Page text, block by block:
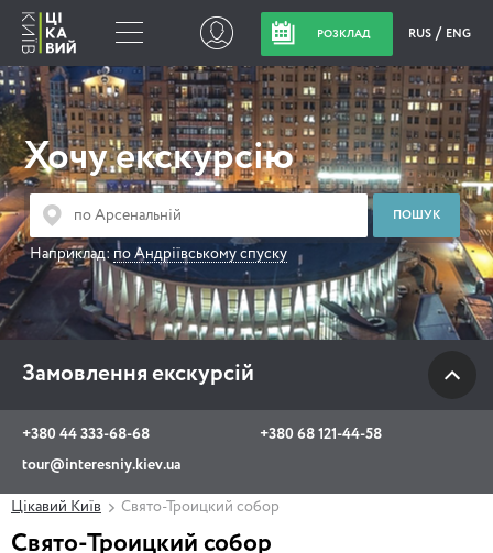
РОЗКЛАД RUS ENG
Хочу екскурсію
Наприклад: по Андріївському спуску
Замовлення екскурсій
+380 44 333-68-68
+380 68 121-44-58
tour@interesniy.kiev.ua
Замовлення
екскурсій
+380 44 333-68-68
+380 68 121-44-58
tour@interesniy.kiev.ua
з 10.00 до 19:30 щоденно
Viber WhatsApp
Цікавий Київ Свято-Троицкий собор
Свято-Троицкий собор